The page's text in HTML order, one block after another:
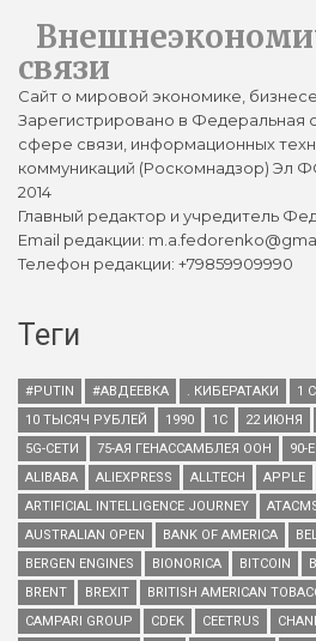
связи
Сайт о мировой экономике,
Зарегистрировано в Федеральная
сфере связи, информационных
коммуникаций (Роскомнадзор) Эл
2014
Главный редактор и учредитель
Email редакции:
Телефон редакции: +79859909990
Теги
#PUTIN #АВДЕЕВКА . КИБЕРАТАКИ
1
10 ТЫСЯЧ РУБЛЕЙ
1990 1С 22 ИЮНЯ
5G-СЕТИ
75-АЯ ГЕНАССАМБЛЕЯ ООН 90-Е
ALIBABA
ALIEXPRESS ALLTECH APPLE
ARTIFICIAL INTELLIGENCE JOURNEY
AUSTRALIAN OPEN
BANK OF AMERICA
BERGEN ENGINES
BIONORICA BITCOIN
BRENT
BREXIT BRITISH AMERICAN
CAMPARI GROUP
CDEK CEETRUS